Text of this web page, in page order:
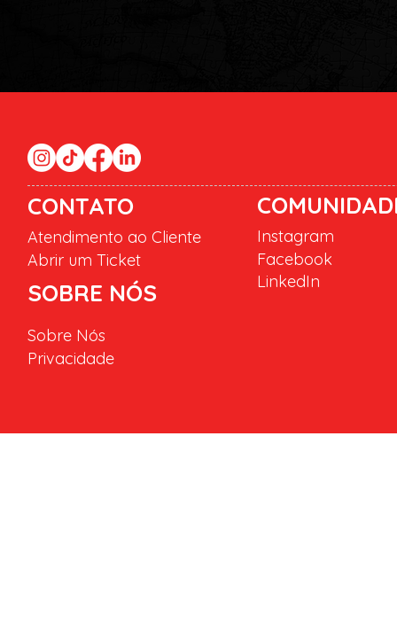
CONTATO
Atendimento ao Cliente
Abrir um Ticket
SOBRE NÓS
Instagram
Facebook
LinkedIn
Sobre Nós
Privacidade